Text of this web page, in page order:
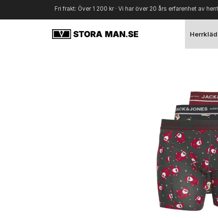
Fri frakt: Över 1 200 kr · Vi har över 20 års erfarenhet av